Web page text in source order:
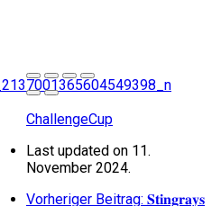
ChallengeCup
Last updated on 11.
November 2024.
Vorheriger Beitrag: 𝐒𝐭𝐢𝐧𝐠𝐫𝐚𝐲𝐬